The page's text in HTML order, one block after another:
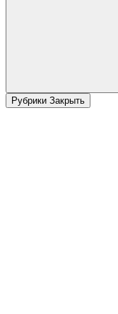
Рубрики Закрыть